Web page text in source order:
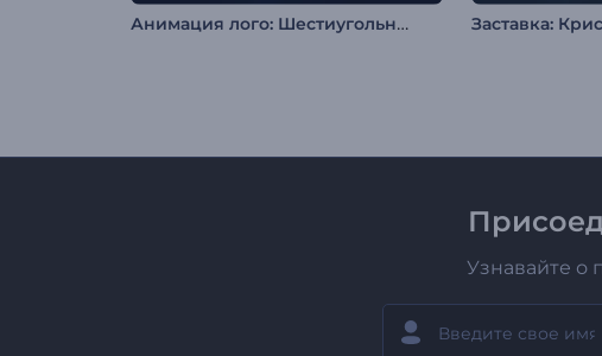
Анимация лого: Шестиугольная мозаика Заставка:
Узнавайте о